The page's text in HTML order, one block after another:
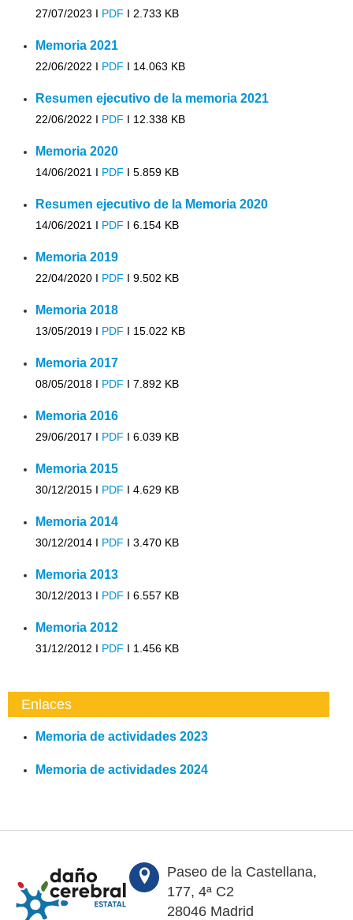
27/07/2023 I PDF I 2.733 KB
Memoria 2021
22/06/2022 I PDF I 14.063 KB
Resumen ejecutivo de la memoria 2021
22/06/2022 I PDF I 12.338 KB
Memoria 2020
14/06/2021 I PDF I 5.859 KB
Resumen ejecutivo de la Memoria 2020
14/06/2021 I PDF I 6.154 KB
Memoria 2019
22/04/2020 I PDF I 9.502 KB
Memoria 2018
13/05/2019 I PDF I 15.022 KB
Memoria 2017
08/05/2018 I PDF I 7.892 KB
Memoria 2016
29/06/2017 I PDF I 6.039 KB
Memoria 2015
30/12/2015 I PDF I 4.629 KB
Memoria 2014
30/12/2014 I PDF I 3.470 KB
Memoria 2013
30/12/2013 I PDF I 6.557 KB
Memoria 2012
31/12/2012 I PDF I 1.456 KB
Enlaces
Memoria de actividades 2023
Memoria de actividades 2024
Paseo de la Castellana,
177, 4ª C2
28046 Madrid